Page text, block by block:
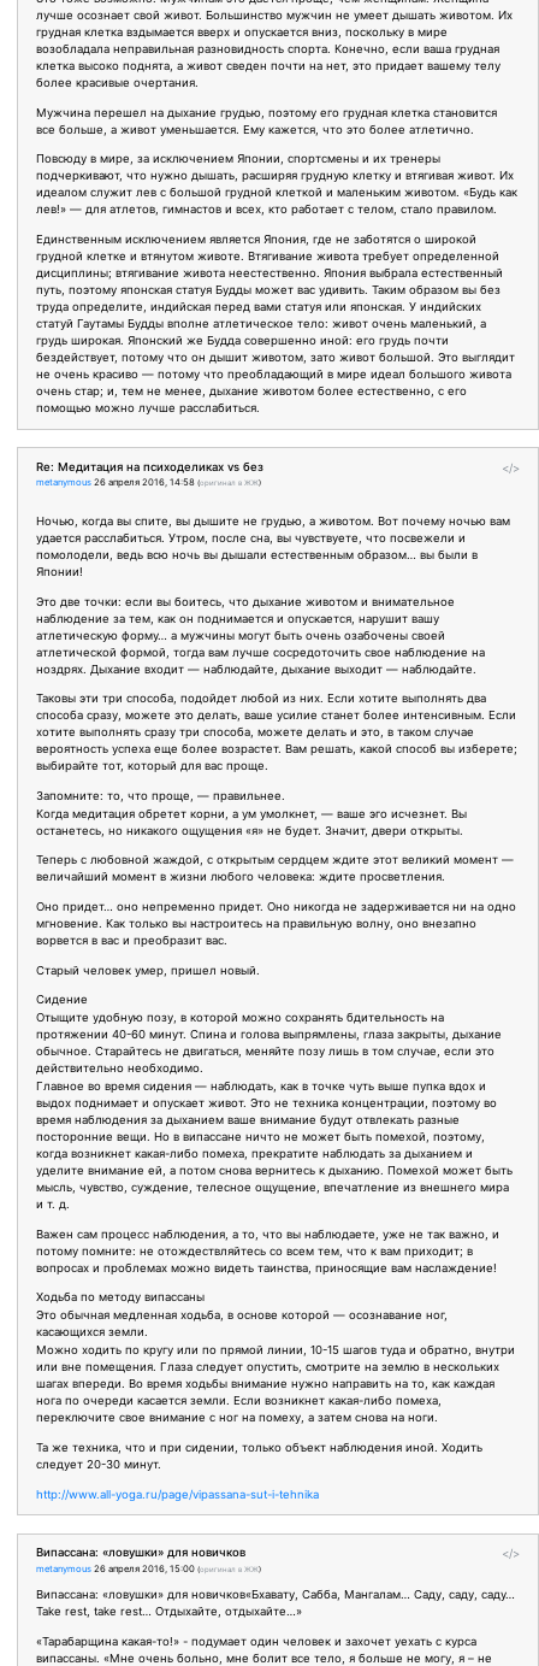
лучше осознает свой живот. Большинство мужчин не умеет дышать животом. Их
грудная клетка вздымается вверх и опускается вниз, поскольку в мире
возобладала неправильная разновидность спорта. Конечно, если ваша грудная
клетка высоко поднята, а живот сведен почти на нет, это придает вашему телу
более красивые очертания.
Мужчина перешел на дыхание грудью, поэтому его грудная клетка становится
все больше, а живот уменьшается. Ему кажется, что это более атлетично.
Повсюду в мире, за исключением Японии, спортсмены и их тренеры
подчеркивают, что нужно дышать, расширяя грудную клетку и втягивая живот. Их
идеалом служит лев с большой грудной клеткой и маленьким животом. «Будь как
лев!» — для атлетов, гимнастов и всех, кто работает с телом, стало правилом.
Единственным исключением является Япония, где не заботятся о широкой
грудной клетке и втянутом животе. Втягивание живота требует определенной
дисциплины; втягивание живота неестественно. Япония выбрала естественный
путь, поэтому японская статуя Будды может вас удивить. Таким образом вы без
труда определите, индийская перед вами статуя или японская. У индийских
статуй Гаутамы Будды вполне атлетическое тело: живот очень маленький, а
грудь широкая. Японский же Будда совершенно иной: его грудь почти
бездействует, потому что он дышит животом, зато живот большой. Это выглядит
не очень красиво — потому что преобладающий в мире идеал большого живота
очень стар; и, тем не менее, дыхание животом более естественно, с его
помощью можно лучше расслабиться.
</>
Re: Медитация на психоделиках vs без
metanymous 26 апреля 2016, 14:58 (оригинал в ЖЖ)
Ночью, когда вы спите, вы дышите не грудью, а животом. Вот почему ночью вам
удается расслабиться. Утром, после сна, вы чувствуете, что посвежели и
помолодели, ведь всю ночь вы дышали естественным образом… вы были в
Японии!
Это две точки: если вы боитесь, что дыхание животом и внимательное
наблюдение за тем, как он поднимается и опускается, нарушит вашу
атлетическую форму… а мужчины могут быть очень озабочены своей
атлетической формой, тогда вам лучше сосредоточить свое наблюдение на
ноздрях. Дыхание входит — наблюдайте, дыхание выходит — наблюдайте.
Таковы эти три способа, подойдет любой из них. Если хотите выполнять два
способа сразу, можете это делать, ваше усилие станет более интенсивным. Если
хотите выполнять сразу три способа, можете делать и это, в таком случае
вероятность успеха еще более возрастет. Вам решать, какой способ вы изберете;
выбирайте тот, который для вас проще.
Запомните: то, что проще, — правильнее.
Когда медитация обретет корни, а ум умолкнет, — ваше эго исчезнет. Вы
останетесь, но никакого ощущения «я» не будет. Значит, двери открыты.
Теперь с любовной жаждой, с открытым сердцем ждите этот великий момент —
величайший момент в жизни любого человека: ждите просветления.
Оно придет… оно непременно придет. Оно никогда не задерживается ни на одно
мгновение. Как только вы настроитесь на правильную волну, оно внезапно
ворвется в вас и преобразит вас.
Старый человек умер, пришел новый.
Сидение
Отыщите удобную позу, в которой можно сохранять бдительность на
протяжении 40-60 минут. Спина и голова выпрямлены, глаза закрыты, дыхание
обычное. Старайтесь не двигаться, меняйте позу лишь в том случае, если это
действительно необходимо.
Главное во время сидения — наблюдать, как в точке чуть выше пупка вдох и
выдох поднимает и опускает живот. Это не техника концентрации, поэтому во
время наблюдения за дыханием ваше внимание будут отвлекать разные
посторонние вещи. Но в випассане ничто не может быть помехой, поэтому,
когда возникнет какая-либо помеха, прекратите наблюдать за дыханием и
уделите внимание ей, а потом снова вернитесь к дыханию. Помехой может быть
мысль, чувство, суждение, телесное ощущение, впечатление из внешнего мира
и т. д.
Важен сам процесс наблюдения, а то, что вы наблюдаете, уже не так важно, и
потому помните: не отождествляйтесь со всем тем, что к вам приходит; в
вопросах и проблемах можно видеть таинства, приносящие вам наслаждение!
Ходьба по методу випассаны
Это обычная медленная ходьба, в основе которой — осознавание ног,
касающихся земли.
Можно ходить по кругу или по прямой линии, 10-15 шагов туда и обратно, внутри
или вне помещения. Глаза следует опустить, смотрите на землю в нескольких
шагах впереди. Во время ходьбы внимание нужно направить на то, как каждая
нога по очереди касается земли. Если возникнет какая-либо помеха,
переключите свое внимание с ног на помеху, а затем снова на ноги.
Та же техника, что и при сидении, только объект наблюдения иной. Ходить
следует 20-30 минут.
http://www.all-yoga.ru/page/vipassana-sut-i-tehnika
</>
Випассана: «ловушки» для новичков
metanymous 26 апреля 2016, 15:00 (оригинал в ЖЖ)
Випассана: «ловушки» для новичков«Бхавату, Сабба, Мангалам… Саду, саду, саду…
Take rest, take rest… Отдыхайте, отдыхайте…»
«Тарабарщина какая-то!» - подумает один человек и захочет уехать с курса
випассаны. «Мне очень больно, мне болит все тело, я больше не могу, я – не